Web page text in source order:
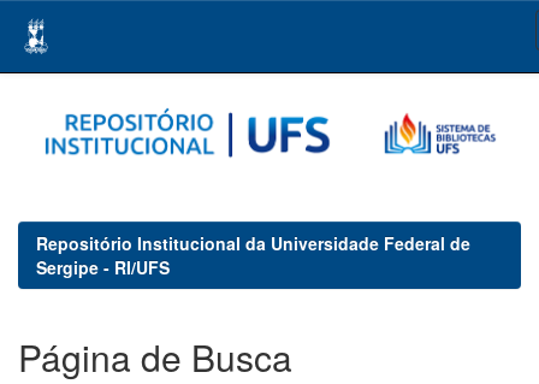
navigation
Repositório Institucional da Universidade Federal de
Sergipe - RI/UFS
Página de Busca